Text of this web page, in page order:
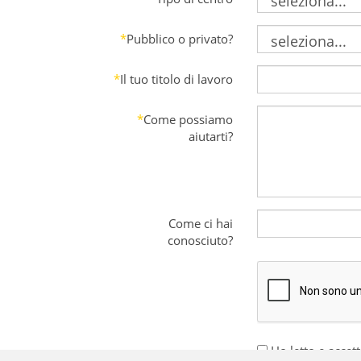
*Pubblico o privato?
*Il tuo titolo di lavoro
*Come possiamo
aiutarti?
Come ci hai
conosciuto?
Ho letto e